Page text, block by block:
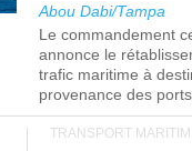
Abou Dabi/Tampa
Le commandement
annonce le
trafic maritime à
provenance des
TRANSPORT